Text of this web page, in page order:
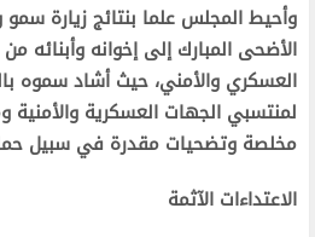
وأحيط المجلس علما بنتائج زيارة
الأضحى المبارك إلى إخوانه وأبنائه
العسكري والأمني، حيث أشاد سموه
لمنتسبي الجهات العسكرية والأمنية
مخلصة وتضحيات مقدرة في سبيل
الاعتداءات الآثمة